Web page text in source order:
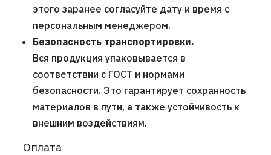
этого заранее согласуйте дату и время с
персональным менеджером.
Безопасность транспортировки.
Вся продукция упаковывается в
соответствии с ГОСТ и нормами
безопасности. Это гарантирует сохранность
материалов в пути, а также устойчивость к
внешним воздействиям.
Оплата